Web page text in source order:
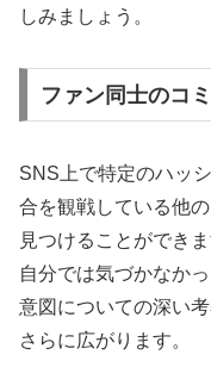
しみましょう。
ファン同士のコ
SNS上で特定のハッ
合を観戦している他
見つけることができま
自分では気づかなか
意図についての深い
さらに広がります。